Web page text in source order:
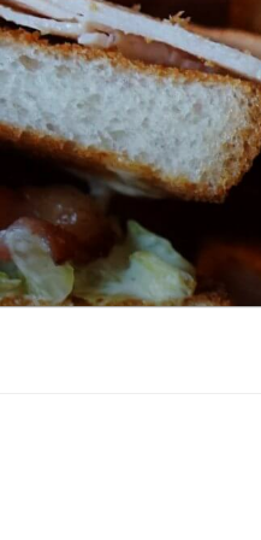
Zum
Inhalt
springen